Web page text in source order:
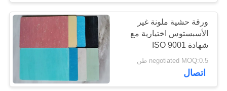
ورقة الوصل غير
الأسبستوس
ورقة حشية ملونة غير
الأسبستوس اختيارية مع
شهادة ISO 9001
negotiated MOQ:0.5 طن
اتصال